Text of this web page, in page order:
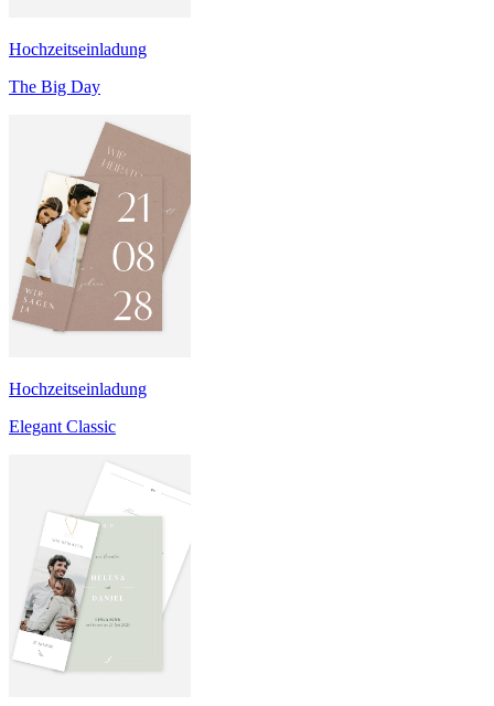
Hochzeitseinladung
The Big Day
Hochzeitseinladung
Elegant Classic